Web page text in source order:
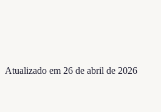
Atualizado em 26 de abril de 2026